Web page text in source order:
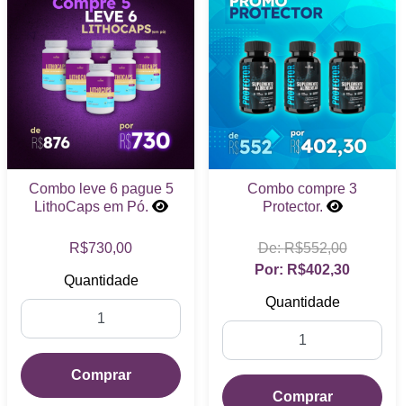
Combo leve 6 pague 5
LithoCaps em Pó.
R$730,00
Quantidade
Comprar
Combo compre 3
Protector.
R$552,00
R$402,30
Quantidade
Comprar